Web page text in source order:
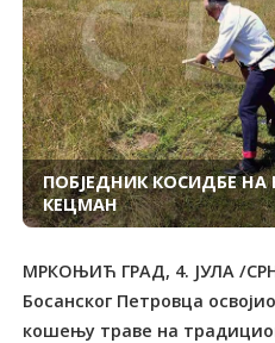
ПОБЈЕДНИК КОСИДБЕ
КЕЦМАН
МРКОЊИЋ ГРАД, 4. ЈУЛА /
Босанског Петровца
кошењу траве на